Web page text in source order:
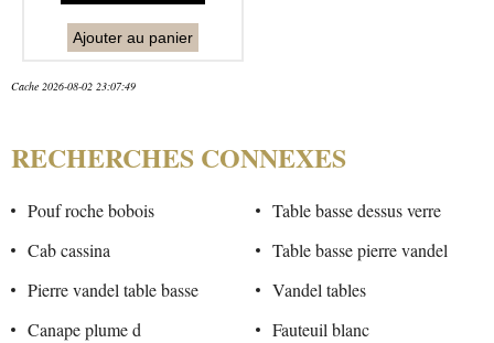
Ajouter au panier
Cache 2026-08-02 23:07:49
RECHERCHES CONNEXES
Pouf roche bobois
Table basse dessus verre
Cab cassina
Table basse pierre vandel
Pierre vandel table basse
Vandel tables
Canape plume d
Fauteuil blanc